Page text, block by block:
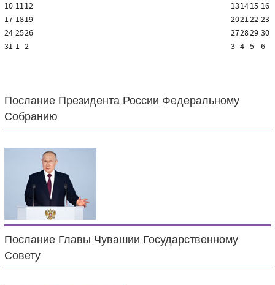
10 1112 131415 16
17 1819 202122 23
24 2526 272829 30
31 1 2 3 4 5 6
Послание Президента России Федеральному
Собранию
Послание Главы Чувашии Государственному
Совету